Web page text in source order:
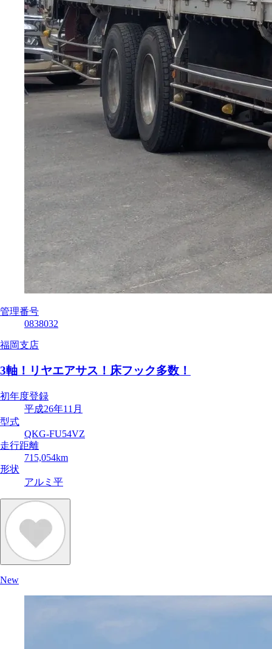
管理番号
0838032
福岡支店
3軸！リヤエアサス！床フック多数！
初年度登録
平成26年11月
型式
QKG-FU54VZ
走行距離
715,054km
形状
アルミ平
New